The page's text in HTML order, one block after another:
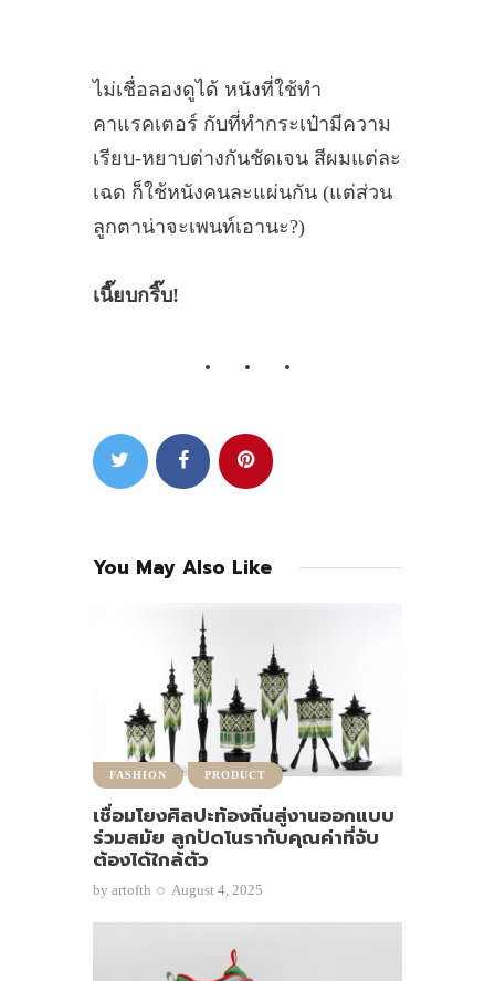
ไม่เชื่อลองดูได้ หนังที่ใช้ทำ
คาแรคเตอร์ กับที่ทำกระเป๋ามีความ
เรียบ-หยาบต่างกันชัดเจน สีผมแต่ละ
เฉด ก็ใช้หนังคนละแผ่นกัน (แต่ส่วน
ลูกตาน่าจะเพนท์เอานะ?)
เนี๊ยบกริ๊บ!
You May Also Like
FASHION PRODUCT
เชื่อมโยงศิลปะท้องถิ่นสู่งานออกแบบ
ร่วมสมัย ลูกปัดโนรากับคุณค่าที่จับ
ต้องได้ใกล้ตัว
by artofth August 4, 2025